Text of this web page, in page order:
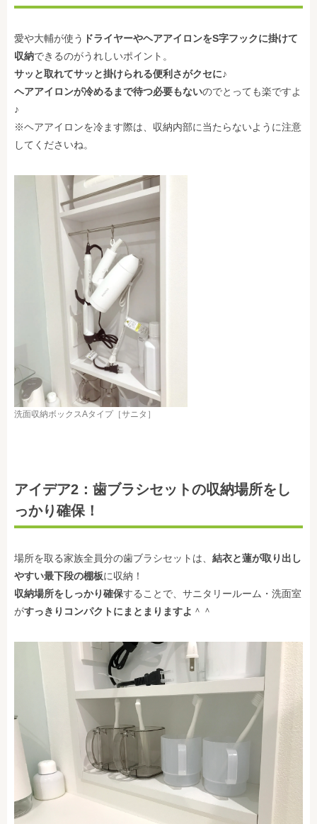
愛や大輔が使う ドライヤーやヘアアイロンをS字フックに掛けて
収納できるのがうれしいポイント。
サッと取れてサッと掛けられる便利さがクセに♪
ヘアアイロンが冷めるまで待つ必要もないのでとっても楽ですよ
♪
※ヘアアイロンを冷ます際は、収納内部に当たらないように注意
してくださいね。
洗面収納ボックスAタイプ［サニタ］
アイデア2：歯ブラシセットの収納場所をし
っかり確保！
場所を取る家族全員分の歯ブラシセットは、 結衣と蓮が取り出し
やすい最下段の棚板に収納！
収納場所をしっかり確保することで、サニタリールーム・洗面室
がすっきりコンパクトにまとまりますよ ＾＾